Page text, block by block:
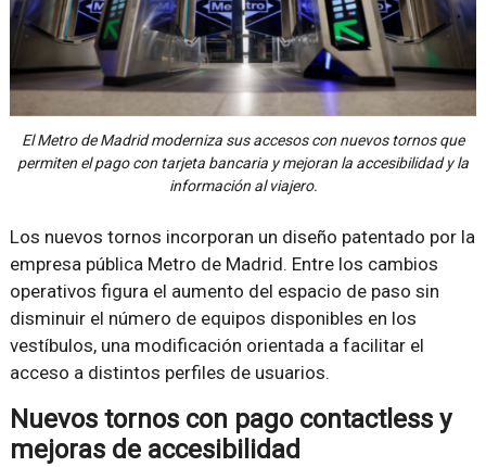
El Metro de Madrid moderniza sus accesos con nuevos tornos que
permiten el pago con tarjeta bancaria y mejoran la accesibilidad y la
información al viajero.
Los nuevos tornos incorporan un diseño patentado por la
empresa pública Metro de Madrid. Entre los cambios
operativos figura el aumento del espacio de paso sin
disminuir el número de equipos disponibles en los
vestíbulos, una modificación orientada a facilitar el
acceso a distintos perfiles de usuarios.
Nuevos tornos con pago contactless y
mejoras de accesibilidad